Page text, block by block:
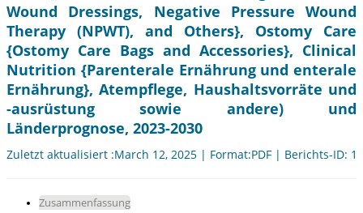
Wound Dressings, Negative Pressure Wound
Therapy (NPWT), and Others}, Ostomy Care
{Ostomy Care Bags and Accessories}, Clinical
Nutrition {Parenterale Ernährung und enterale
Ernährung}, Atempflege, Haushaltsvorräte und
-ausrüstung sowie andere) und
Länderprognose, 2023-2030
Zuletzt aktualisiert :March 12, 2025 | Format:PDF | Berichts-ID:
Zusammenfassung